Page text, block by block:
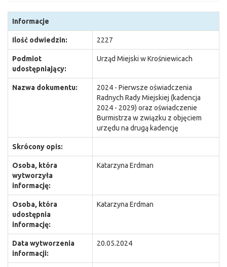
Informacje
Ilość odwiedzin: 2227
Podmiot
udostępniający:
Urząd Miejski w Krośniewicach
Nazwa dokumentu:
2024 - Pierwsze oświadczenia
Radnych Rady Miejskiej (kadencja
2024 - 2029) oraz oświadczenie
Burmistrza w związku z objęciem
urzędu na drugą kadencję
Skrócony opis:
Osoba, która
wytworzyła
informację:
Katarzyna Erdman
Osoba, która
udostępnia
informację:
Katarzyna Erdman
Data wytworzenia
informacji:
20.05.2024